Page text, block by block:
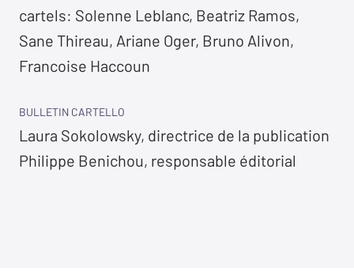
cartels: Solenne Leblanc, Beatriz Ramos,
Sane Thireau, Ariane Oger, Bruno Alivon,
Francoise Haccoun
Bulletin Cartello
Laura Sokolowsky, directrice de la publication
Philippe Benichou, responsable éditorial